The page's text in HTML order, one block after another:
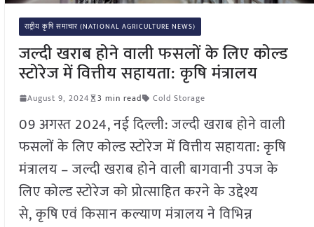
राष्ट्रीय कृषि समाचार (NATIONAL AGRICULTURE NEWS)
जल्दी खराब होने वाली फसलों के लिए कोल्ड
स्टोरेज में वित्तीय सहायता: कृषि मंत्रालय
August 9, 2024 3 min read Cold Storage
09 अगस्त 2024, नई दिल्ली: जल्दी खराब होने वाली
फसलों के लिए कोल्ड स्टोरेज में वित्तीय सहायता: कृषि
मंत्रालय – जल्दी खराब होने वाली बागवानी उपज के
लिए कोल्ड स्टोरेज को प्रोत्साहित करने के उद्देश्य
से, कृषि एवं किसान कल्याण मंत्रालय ने विभिन्न